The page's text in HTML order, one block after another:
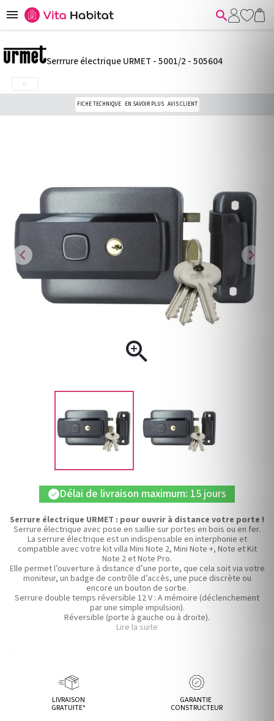
 
chevron_left

chevron_right
Serrrure électrique URMET - 5001/2 - 505604
FICHE TECHNIQUE EN SAVOIR PLUS AVIS CLIENT
check Délai de livraison maximum: 15 jours
Serrure électrique URMET : pour ouvrir à distance votre porte !
Serrure électrique avec pose en saillie sur portes en bois ou en fer.
La serrure électrique est un indispensable en interphonie et
compatible avec votre kit villa Mini Note 2, Mini Note +, Note et Kit
Note 2 et Note Pro.
Elle permet l’ouverture à distance d’une porte, que cela soit via votre
moniteur, un badge de contrôle d’accès, une puce discrète ou
encore un bouton de sortie.
Serrure double temps réversible 12 V : A mémoire (déclenchement
par une simple impulsion).
Réversible (porte à gauche ou à droite).
Montage en applique sur porte en fer ou en bois.
Lire la suite
LIVRAISON
GRATUITE*
GARANTIE
CONSTRUCTEUR